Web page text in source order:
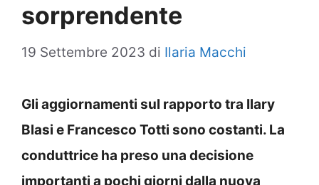
sorprendente
19 Settembre 2023 di Ilaria Macchi
Gli aggiornamenti sul rapporto tra Ilary
Blasi e Francesco Totti sono costanti. La
conduttrice ha preso una decisione
importanti a pochi giorni dalla nuova